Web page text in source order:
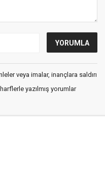
veya imalar, inançlara saldırı
yazılmış yorumlar